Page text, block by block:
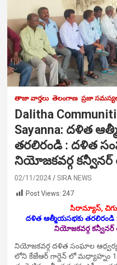
తాజా వార్తలు తెలంగాణ ప్రజా
Dalitha
Sayanna: దళిత
తరలిరండి : దళిత
నియోజకవర్గ
02/11/2024
SIRA NEWS
Post Views: 247
సిరాన్యూస్,
దళిత ఆత్మీయసభకు తరలిరండి :
నియోజకవర్గ
నియోజకవర్గ దళిత సంఘాల
లోని కేజేఆర్ గార్డెన్ లో మధ్యాహ్నం